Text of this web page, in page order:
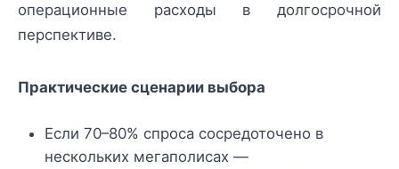
операционные расходы в долгосрочной
перспективе.
Практические сценарии выбора
Если 70–80% спроса сосредоточено в
нескольких мегаполисах —